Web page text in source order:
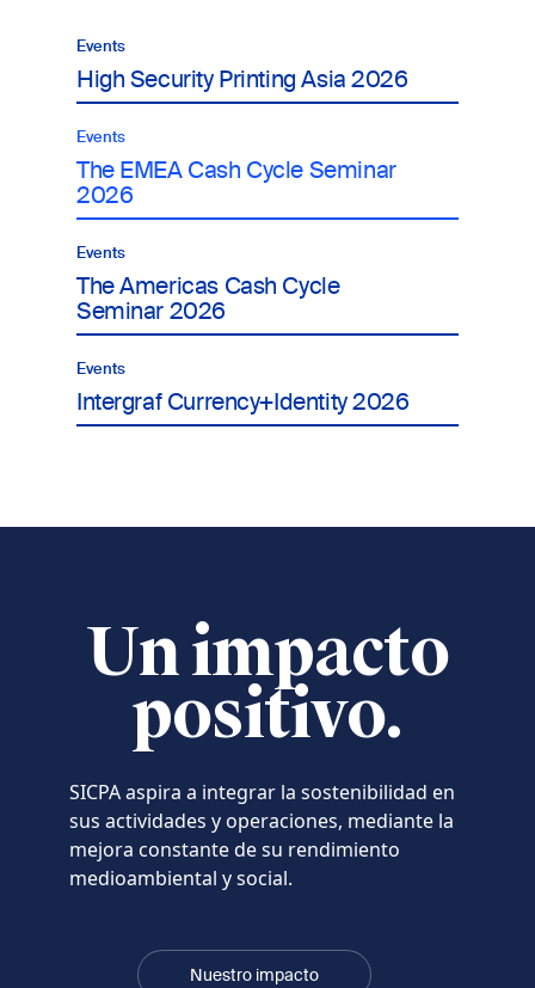
Events
High Security Printing Asia 2026
Events
The EMEA Cash Cycle Seminar
2026
Events
The Americas Cash Cycle
Seminar 2026
Events
Intergraf Currency+Identity 2026
Un impacto
positivo.
SICPA aspira a integrar la sostenibilidad en
sus actividades y operaciones, mediante la
mejora constante de su rendimiento
medioambiental y social.
Nuestro impacto